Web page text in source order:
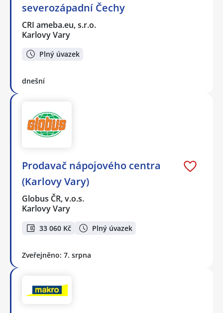
severozápadní Čechy
CRI ameba.eu, s.r.o.
Karlovy Vary
Plný úvazek
dnešní
Prodavač nápojového centra
(Karlovy Vary)
Globus ČR, v.o.s.
Karlovy Vary
33 060 Kč Plný úvazek
Zveřejněno: 7. srpna